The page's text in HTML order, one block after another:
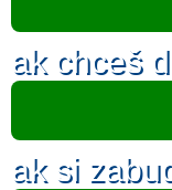
ak chceš
ak si